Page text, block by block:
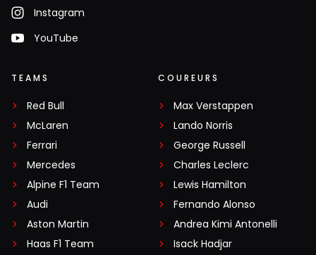
Instagram
YouTube
TEAMS
Red Bull
McLaren
Ferrari
Mercedes
Alpine F1 Team
Audi
Aston Martin
Haas F1 Team
COUREURS
Max Verstappen
Lando Norris
George Russell
Charles Leclerc
Lewis Hamilton
Fernando Alonso
Andrea Kimi Antonelli
Isack Hadjar